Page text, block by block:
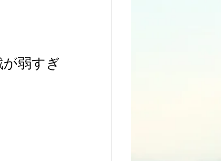
弱すぎ